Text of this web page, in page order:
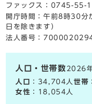
ファックス：0745-55-
開庁時間：午前8時30分
日を除きます）
法人番号：
人口・世帯数 2026
人口
：34,704人世帯
女性 ：18,054人